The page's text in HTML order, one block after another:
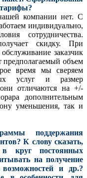
компании нет. С
индивидуально,
сотрудничества.
скидку. При
заказчик
предполагаемый объем
время мы сверяем
услуг и размер
отличаются на +/-
дополнительным
уменьшения, так и
поддержания
К слову сказать,
круг постоянных
на получение
возможностей и др.?